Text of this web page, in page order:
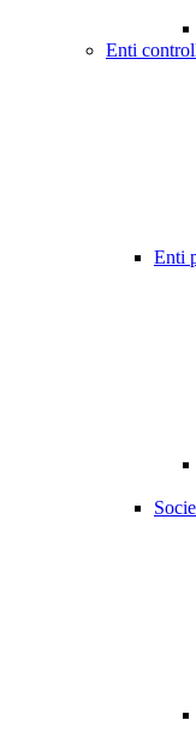
Enti
Enti